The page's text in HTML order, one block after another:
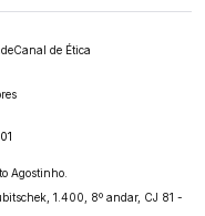
Canal de Ética
Agostinho.
1.400, 8º andar, CJ 81 -